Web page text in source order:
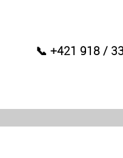
📞 +421 918 /